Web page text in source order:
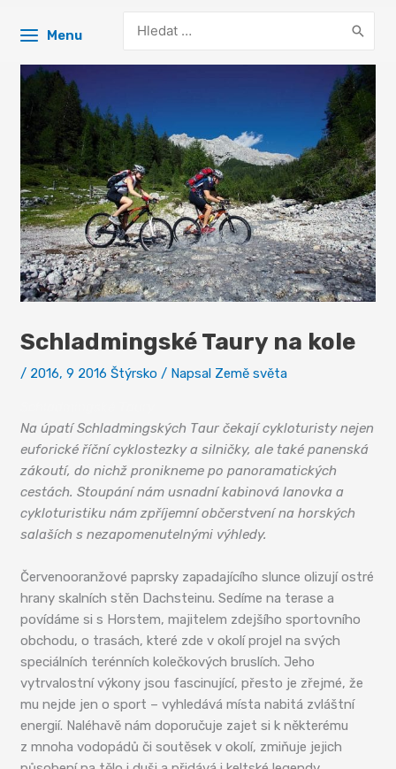
Menu
for:
Schladmingské Taury na kole
/ 2016,9 2016 Štýrsko / Napsal Země světa
Na úpatí Schladmingských Taur čekají cykloturisty nejen
euforické říční cyklostezky a silničky, ale také panenská
zákoutí, do nichž pronikneme po panoramatických
cestách. Stoupání nám usnadní kabinová lanovka a
cykloturistiku nám zpříjemní občerstvení na horských
salaších s nezapomenutelnými výhledy.
Červenooranžové paprsky zapadajícího slunce olizují ostré
hrany skalních stěn Dachsteinu. Sedíme na terase a
povídáme si s Horstem, majitelem zdejšího sportovního
obchodu, o trasách, které zde v okolí projel na svých
speciálních terénních kolečkových bruslích. Jeho
vytrvalostní výkony jsou fascinující, přesto je zřejmé, že
mu nejde jen o sport – vyhledává místa nabitá zvláštní
energií. Naléhavě nám doporučuje zajet si k některému
z mnoha vodopádů či soutěsek v okolí, zmiňuje jejich